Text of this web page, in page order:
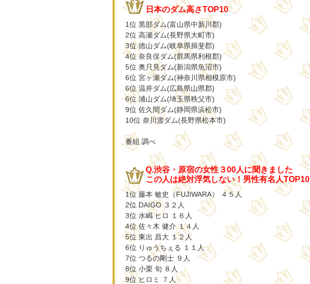
日本のダム高さTOP10
1位 黒部ダム(富山県中新川郡)
2位 高瀬ダム(長野県大町市)
3位 徳山ダム(岐阜県揖斐郡)
4位 奈良俣ダム(群馬県利根郡)
5位 奥只見ダム(新潟県魚沼市)
6位 宮ヶ瀬ダム(神奈川県相模原市)
6位 温井ダム(広島県山県郡)
6位 浦山ダム(埼玉県秩父市)
9位 佐久間ダム(静岡県浜松市)
10位 奈川渡ダム(長野県松本市)
番組 調べ
Q.渋谷・原宿の女性３00人に聞きました
この人は絶対浮気しない！男性有名人TOP10
1位 藤本 敏史（FUJIWARA） ４５人
2位 DAIGO ３２人
3位 水嶋 ヒロ １６人
4位 佐々木 健介 １４人
5位 東出 昌大 １２人
6位 りゅうちぇる １１人
7位 つるの剛士 ９人
8位 小栗 旬 ８人
9位 ヒロミ ７人